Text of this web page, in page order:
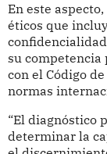
En este
éticos que
su competencia
con el Código
normas
“El diagnóstico
determinar la